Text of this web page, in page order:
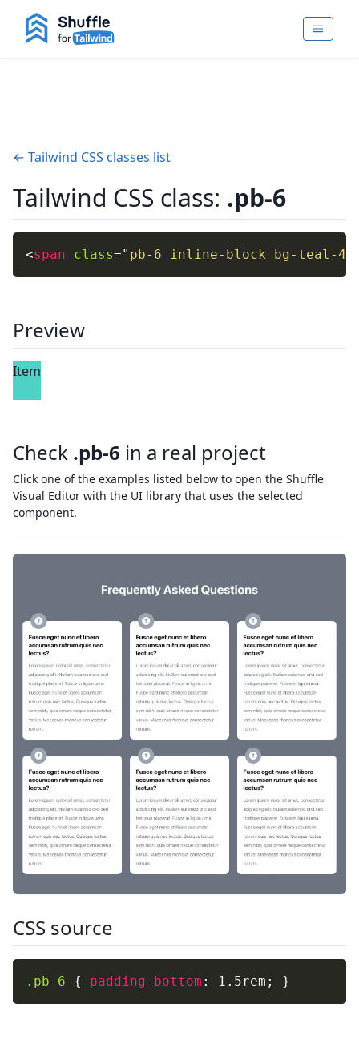
← Tailwind CSS classes list
Tailwind CSS class: .pb-6
<span class=" pb-6 inline-block bg-teal-
Preview
Item
Check .pb-6 in a real project
Click one of the examples listed below to open the Shuffle
Visual Editor with the UI library that uses the selected
component.
CSS source
.pb-6 { padding-bottom : 1.5rem ; }